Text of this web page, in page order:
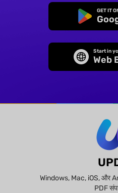
GET IT
Start in
Web
Windows, Mac, iOS, और
PDF